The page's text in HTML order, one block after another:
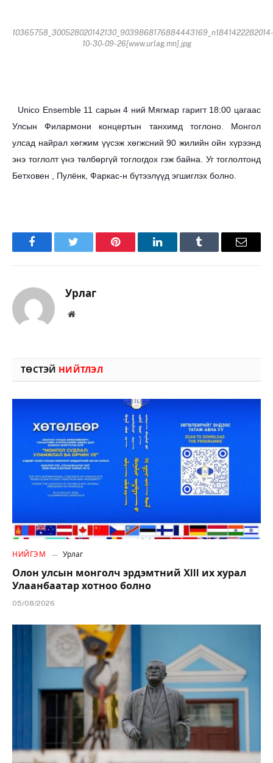
10365758_300528020142130_9039868176884443169_n1841422282014-
10-30-09-26[www.urlag.mn].jpg
Unico Ensemble 11 сарын 4 ний Мягмар гаригт 18:00 цагаас
Улсын Филармони концертын танхимд тоглоно. Монгол
улсад найрал хөгжим үүсэж хөгжсний 90 жилийн ойн хүрээнд
энэ тоглолт үнэ төлбөргүй тоглогдох гэж байна. Уг тоглолтонд
Бетховен , Пулёнк, Фаркас-н бүтээлүүд эгшиглэх болно.
FacebookTwitter Pinterest LinkedInTumblr Имэйл
Урлаг
Вэбсайт
ТӨСТЭЙ НИЙТЛЭЛ
НИЙГЭМ Урлаг
Олон улсын монголч эрдэмтний XIII их хурал
Улаанбаатар хотноо болно
05/08/2026